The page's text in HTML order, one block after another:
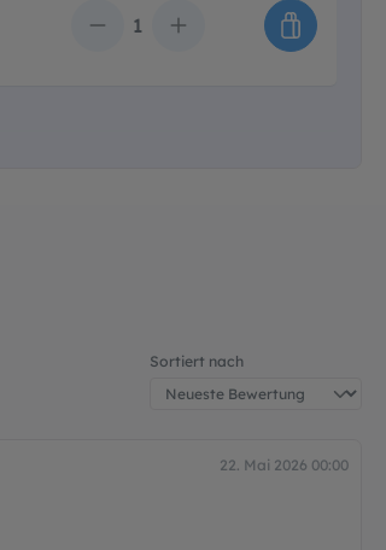
Sortiert nach
22. Mai 2026 00:00